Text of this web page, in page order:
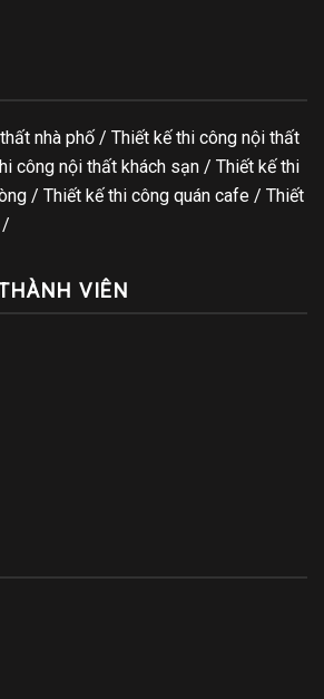
nhà phố / Thiết kế thi công nội thất
công nội thất khách sạn / Thiết kế thi
/ Thiết kế thi công quán cafe / Thiết
/
VIÊN